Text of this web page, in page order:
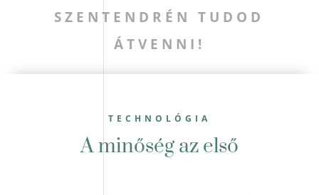
SZENTENDRÉNTUDOD
ÁTVENNI!
TECHNOLÓGIA
A minőség az első